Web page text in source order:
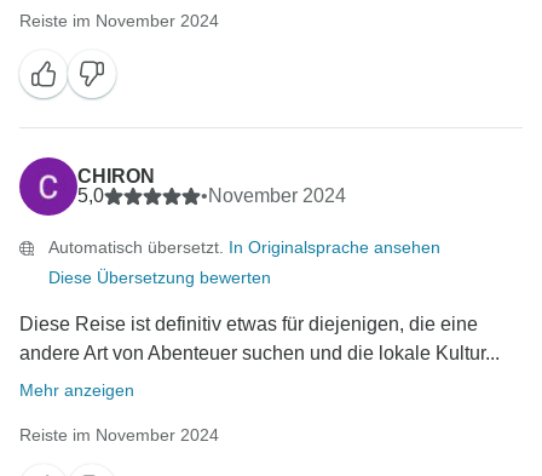
Reiste im November 2024
CHIRON
5,0
•November 2024
Automatisch übersetzt. In Originalsprache ansehen
Diese Übersetzung bewerten
Diese Reise ist definitiv etwas für diejenigen, die eine
andere Art von Abenteuer suchen und die lokale Kultur...
Mehr anzeigen
Reiste im November 2024